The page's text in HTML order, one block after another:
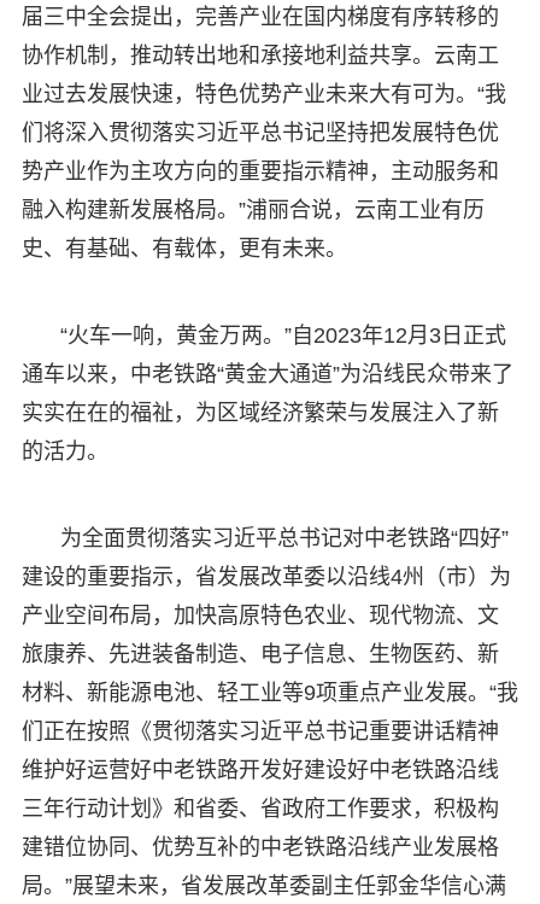
届三中全会提出，完善产业在国内梯度有序转移的
协作机制，推动转出地和承接地利益共享。云南工
业过去发展快速，特色优势产业未来大有可为。“我
们将深入贯彻落实习近平总书记坚持把发展特色优
势产业作为主攻方向的重要指示精神，主动服务和
融入构建新发展格局。”浦丽合说，云南工业有历
史、有基础、有载体，更有未来。
“火车一响，黄金万两。”自2023年12月3日正式
通车以来，中老铁路“黄金大通道”为沿线民众带来了
实实在在的福祉，为区域经济繁荣与发展注入了新
的活力。
为全面贯彻落实习近平总书记对中老铁路“四好”
建设的重要指示，省发展改革委以沿线4州（市）为
产业空间布局，加快高原特色农业、现代物流、文
旅康养、先进装备制造、电子信息、生物医药、新
材料、新能源电池、轻工业等9项重点产业发展。“我
们正在按照《贯彻落实习近平总书记重要讲话精神
维护好运营好中老铁路开发好建设好中老铁路沿线
三年行动计划》和省委、省政府工作要求，积极构
建错位协同、优势互补的中老铁路沿线产业发展格
局。”展望未来，省发展改革委副主任郭金华信心满